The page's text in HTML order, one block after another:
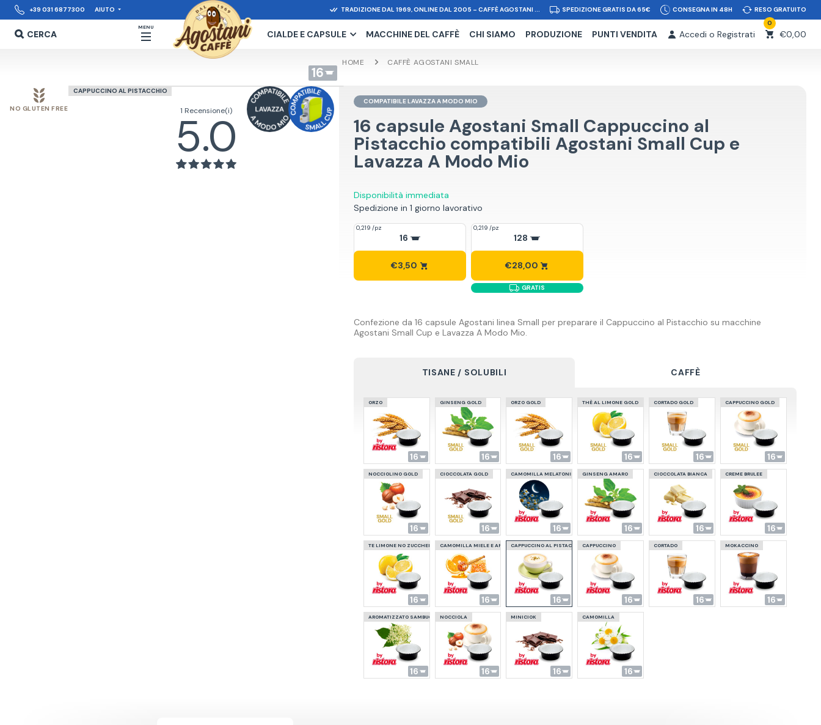
+39 031 6877300 AIUTO TRADIZIONE DAL 1969, ONLINE DAL 2005 – CAFFÈ AGOSTANI ... SPEDIZIONE GRATIS DA 65€ CONSEGNA IN 48H RESO GRATUITO
CERCA
MENU
CIALDE E CAPSULE MACCHINE DEL CAFFÈ CHI SIAMO PRODUZIONE PUNTI VENDITA Accedi o Registrati
0
€0,00
HOME CAFFÈ AGOSTANI SMALL
NO GLUTEN FREE
CAPPUCCINO AL PISTACCHIO
16
1 Recensione(i)
5.0
COMPATIBILE LAVAZZA A MODO MIO
16 capsule Agostani Small Cappuccino al
Pistacchio compatibili Agostani Small Cup e
Lavazza A Modo Mio
Disponibilità immediata
Spedizione in 1 giorno lavorativo
0,219 /pz
16
€3,50
0,219 /pz
128
€28,00
GRATIS
Confezione da 16 capsule Agostani linea Small per preparare il Cappuccino al Pistacchio su macchine
Agostani Small Cup e Lavazza A Modo Mio.
TISANE / SOLUBILI CAFFÈ
ORZO
16
GINSENG GOLD
16
ORZO GOLD
16
THÈ AL LIMONE GOLD
16
CORTADO GOLD
16
CAPPUCCINO GOLD
16
NOCCIOLINO GOLD
16
CIOCCOLATA GOLD
16
CAMOMILLA MELATONINA
16
GINSENG AMARO
16
CIOCCOLATA BIANCA
16
CREME BRULEE
16
TE LIMONE NO ZUCCHERO
16
CAMOMILLA MIELE E ARANCIA
16
CAPPUCCINO AL PISTACCHIO
16
CAPPUCCINO
16
CORTADO
16
MOKACCINO
16
AROMATIZZATO SAMBUCA
16
NOCCIOLA
16
MINICIOK
16
CAMOMILLA
16